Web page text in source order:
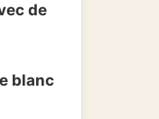
de
blanc